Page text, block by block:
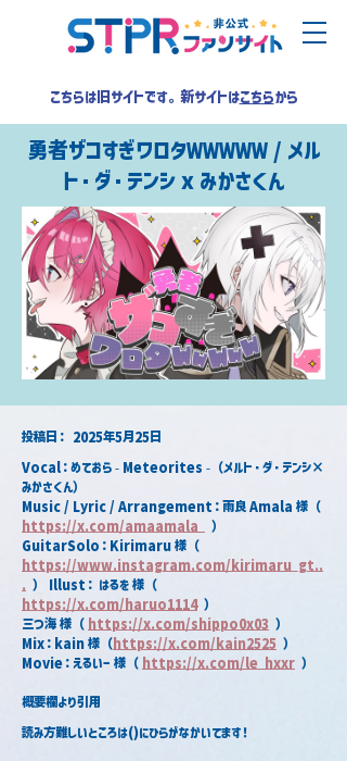
こちらは旧サイトです。新サイトはこちらから
勇者ザコすぎワロタＷＷＷＷＷ / メル
ト・ダ・テンシ x みかさくん
​投稿日： 2025年5月25日
Vocal：めておら - Meteorites -（メルト・ダ・テンシ×
みかさくん）
Music / Lyric / Arrangement：雨良 Amala 様（
https://x.com/amaamala_
）
GuitarSolo：Kirimaru 様（
https://www.instagram.com/kirimaru_gt..
. ） Illust： はるを 様（
https://x.com/haruo1114 ）
三つ海 様（ https://x.com/shippo0x03 ）
Mix：kain 様（https://x.com/kain2525 ）
Movie：えるいー 様（ https://x.com/le_hxxr ）
概要欄より引用
読み方難しいところは()にひらがなかいてます！